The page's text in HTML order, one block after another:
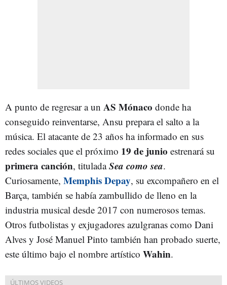
A punto de regresar a un AS Mónaco donde ha
conseguido reinventarse, Ansu prepara el salto a la
música. El atacante de 23 años ha informado en sus
redes sociales que el próximo 19 de junio estrenará su
primera canción, tituladaSea como sea.
Curiosamente, Memphis Depay, su excompañero en el
Barça, también se había zambullido de lleno en la
industria musical desde 2017 con numerosos temas.
Otros futbolistas y exjugadores azulgranas como Dani
Alves y José Manuel Pinto también han probado suerte,
este último bajo el nombre artístico Wahin.